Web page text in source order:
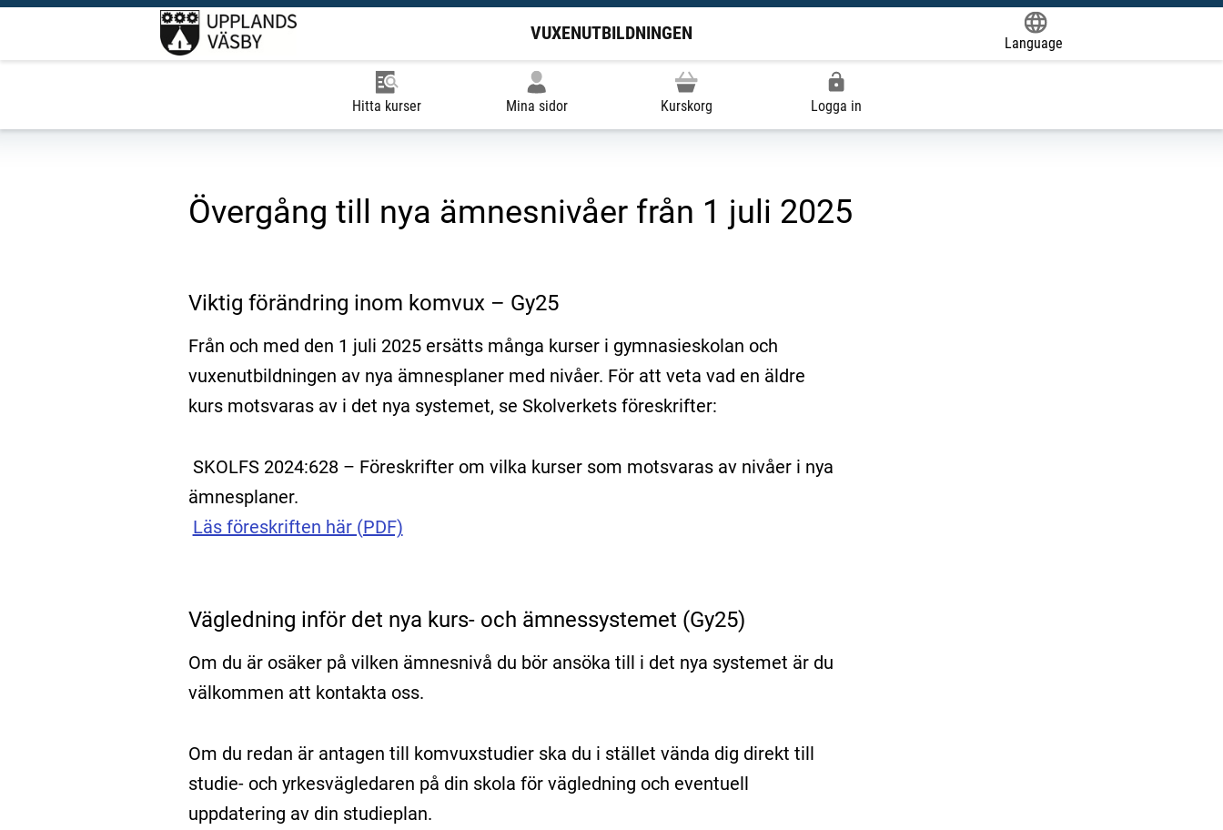
VUXENUTBILDNINGEN
Language
Hitta kurser Mina sidor Kurskorg Logga in
Övergång till nya ämnesnivåer från 1 juli 2025
Viktig förändring inom komvux – Gy25
Från och med den 1 juli 2025 ersätts många kurser i gymnasieskolan och
vuxenutbildningen av nya ämnesplaner med nivåer. För att veta vad en äldre
kurs motsvaras av i det nya systemet, se Skolverkets föreskrifter:
SKOLFS 2024:628 – Föreskrifter om vilka kurser som motsvaras av nivåer i nya
ämnesplaner.
Läs föreskriften här (PDF)
Vägledning inför det nya kurs- och ämnessystemet (Gy25)
Om du är osäker på vilken ämnesnivå du bör ansöka till i det nya systemet är du
välkommen att kontakta oss.
Om du redan är antagen till komvuxstudier ska du i stället vända dig direkt till
studie- och yrkesvägledaren på din skola för vägledning och eventuell
uppdatering av din studieplan.